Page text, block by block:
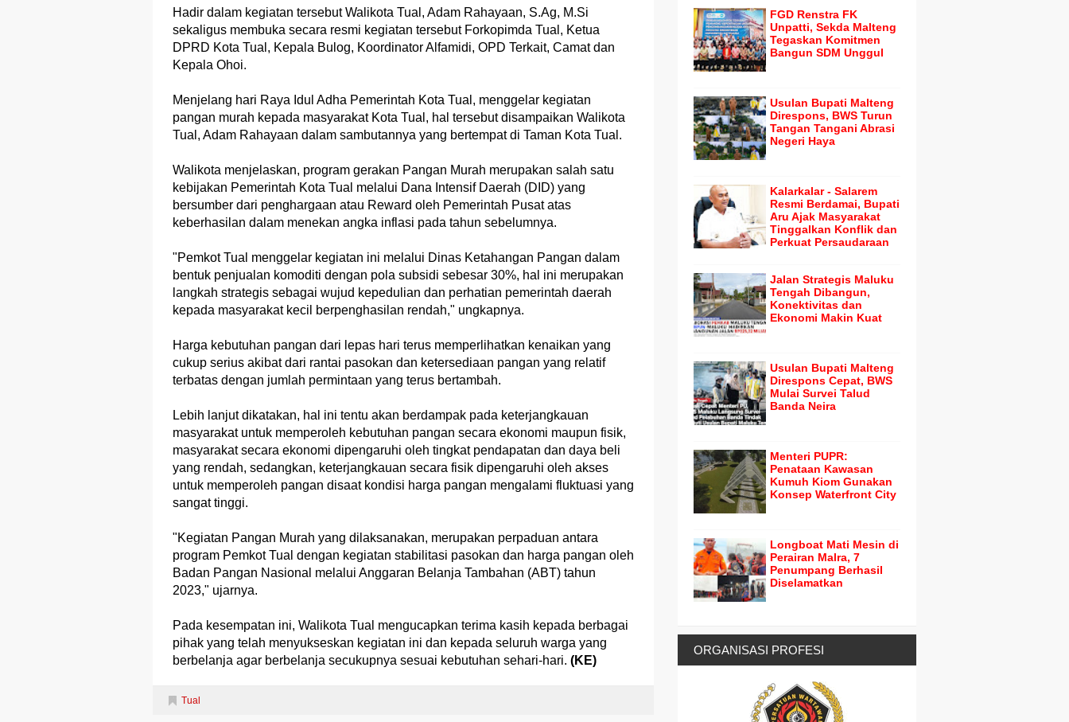
Hadir dalam kegiatan tersebut Walikota Tual, Adam Rahayaan, S.Ag, M.Si
sekaligus membuka secara resmi kegiatan tersebut Forkopimda Tual, Ketua
DPRD Kota Tual, Kepala Bulog, Koordinator Alfamidi, OPD Terkait, Camat dan
Kepala Ohoi.
Menjelang hari Raya Idul Adha Pemerintah Kota Tual, menggelar kegiatan
pangan murah kepada masyarakat Kota Tual, hal tersebut disampaikan Walikota
Tual, Adam Rahayaan dalam sambutannya yang bertempat di Taman Kota Tual.
Walikota menjelaskan, program gerakan Pangan Murah merupakan salah satu
kebijakan Pemerintah Kota Tual melalui Dana Intensif Daerah (DID) yang
bersumber dari penghargaan atau Reward oleh Pemerintah Pusat atas
keberhasilan dalam menekan angka inflasi pada tahun sebelumnya.
"Pemkot Tual menggelar kegiatan ini melalui Dinas Ketahangan Pangan dalam
bentuk penjualan komoditi dengan pola subsidi sebesar 30%, hal ini merupakan
langkah strategis sebagai wujud kepedulian dan perhatian pemerintah daerah
kepada masyarakat kecil berpenghasilan rendah," ungkapnya.
Harga kebutuhan pangan dari lepas hari terus memperlihatkan kenaikan yang
cukup serius akibat dari rantai pasokan dan ketersediaan pangan yang relatif
terbatas dengan jumlah permintaan yang terus bertambah.
Lebih lanjut dikatakan, hal ini tentu akan berdampak pada keterjangkauan
masyarakat untuk memperoleh kebutuhan pangan secara ekonomi maupun fisik,
masyarakat secara ekonomi dipengaruhi oleh tingkat pendapatan dan daya beli
yang rendah, sedangkan, keterjangkauan secara fisik dipengaruhi oleh akses
untuk memperoleh pangan disaat kondisi harga pangan mengalami fluktuasi yang
sangat tinggi.
"Kegiatan Pangan Murah yang dilaksanakan, merupakan perpaduan antara
program Pemkot Tual dengan kegiatan stabilitasi pasokan dan harga pangan oleh
Badan Pangan Nasional melalui Anggaran Belanja Tambahan (ABT) tahun
2023," ujarnya.
Pada kesempatan ini, Walikota Tual mengucapkan terima kasih kepada berbagai
pihak yang telah menyukseskan kegiatan ini dan kepada seluruh warga yang
berbelanja agar berbelanja secukupnya sesuai kebutuhan sehari-hari. (KE)
Tual
FGD Renstra FK
Unpatti, Sekda Malteng
Tegaskan Komitmen
Bangun SDM Unggul
Usulan Bupati Malteng
Direspons, BWS Turun
Tangan Tangani Abrasi
Negeri Haya
Kalarkalar - Salarem
Resmi Berdamai, Bupati
Aru Ajak Masyarakat
Tinggalkan Konflik dan
Perkuat Persaudaraan
Jalan Strategis Maluku
Tengah Dibangun,
Konektivitas dan
Ekonomi Makin Kuat
Usulan Bupati Malteng
Direspons Cepat, BWS
Mulai Survei Talud
Banda Neira
Menteri PUPR:
Penataan Kawasan
Kumuh Kiom Gunakan
Konsep Waterfront City
Longboat Mati Mesin di
Perairan Malra, 7
Penumpang Berhasil
Diselamatkan
ORGANISASI PROFESI